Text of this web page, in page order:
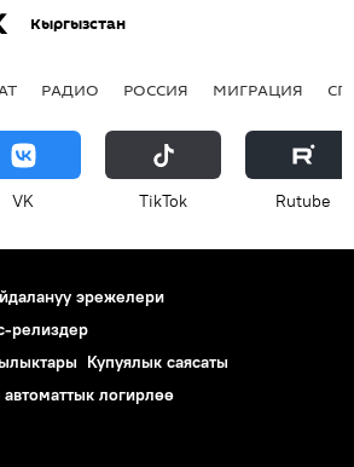
Кыргызстан
РАДИО РОССИЯ МИГРАЦИЯ
VK ТikТоk Rutube
эрежелери
релиздер
Купуялык саясаты
логирлөө